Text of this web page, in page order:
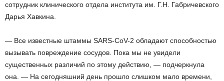
сотрудник клинического отдела института им. Г.Н. Габричевского
Дарья Хавкина.
— Все известные штаммы SARS-CoV-2 обладают способностью
вызывать повреждение сосудов. Пока мы не увидели
существенных различий по этому действию, — подчеркнула
она. — На сегодняшний день прошло слишком мало времени,